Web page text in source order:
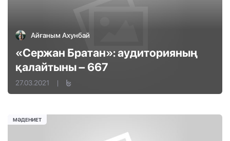
Айғаным Ахунбай
«Сержан Братан»: аудиторияның
қалайтыны – 667
27.03.2021 |
МӘДЕНИЕТ